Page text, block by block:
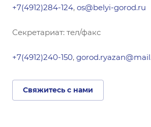
+7(4912)284-124, os@belyi-gorod.ru
Секретариат: тел/факс
+7(4912)240-150,
Свяжитесь с нами